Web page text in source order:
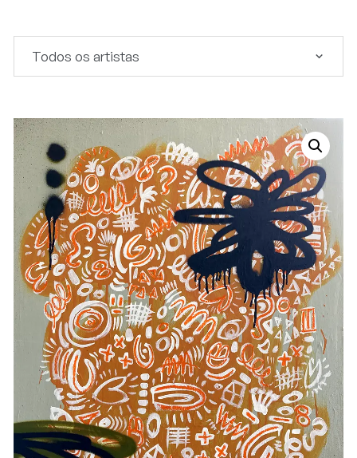
Todos os artistas